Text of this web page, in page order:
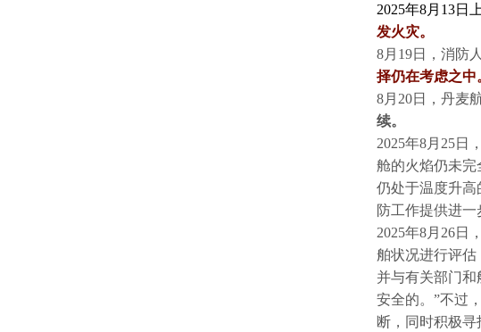
2025年8月13日
发火灾。
8月19日，消防
择仍在考虑之中
8月20日，丹麦
续。
2025年8月25日
舱的火焰仍未完
仍处于温度升高
防工作提供进一
2025年8月26日
舶状况进行评估
并与有关部门和
安全的。”不过
断，同时积极寻